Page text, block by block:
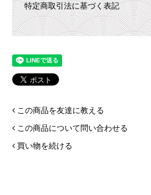
特定商取引法に基づく表記
この商品を友達に教える
この商品について問い合わせる
買い物を続ける